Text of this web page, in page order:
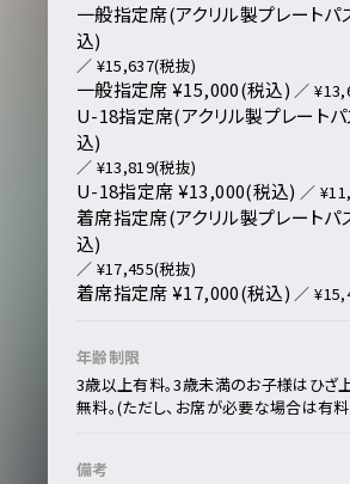
一般指定席(アクリル製プレート
込)
／ ¥15,637(税抜)
一般指定席 ¥15,000(税込) ／
U-18指定席(アクリル製プレート
込)
／ ¥13,819(税抜)
U-18指定席 ¥13,000(税込) ／
着席指定席(アクリル製プレート
込)
／ ¥17,455(税抜)
着席指定席 ¥17,000(税込) ／
年齢制限
3歳以上有料。3歳未満のお子様はひざ
無料。(ただし、お席が必要な場合は有料
備考